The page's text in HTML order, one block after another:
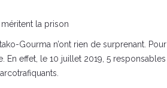
méritent la prison
Gourma n’ont rien de surprenant.
En effet, le 10 juillet 2019, 5